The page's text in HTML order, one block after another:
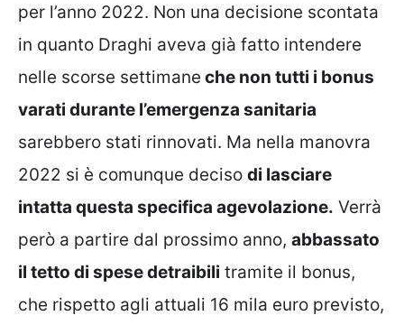
per l’anno 2022. Non una decisione scontata
in quanto Draghi aveva già fatto intendere
nelle scorse settimane che non tutti i bonus
varati durante l’emergenza sanitaria
sarebbero stati rinnovati. Ma nella manovra
2022 si è comunque deciso di lasciare
intatta questa specifica agevolazione. Verrà
però a partire dal prossimo anno, abbassato
il tetto di spese detraibili tramite il bonus,
che rispetto agli attuali 16 mila euro previsto,